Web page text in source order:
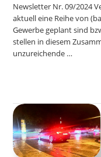
Newsletter Nr. 09/2024
aktuell eine Reihe von
Gewerbe geplant sind
stellen in diesem
unzureichende …